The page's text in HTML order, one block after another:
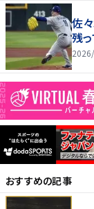
佐
残
おすすめの記事